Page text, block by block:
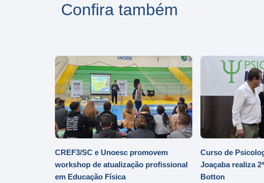
Confira também
CREF3/SC e Unoesc promovem
workshop de atualização profissional
em Educação Física
Curso de
Joaçaba realiza
Botton